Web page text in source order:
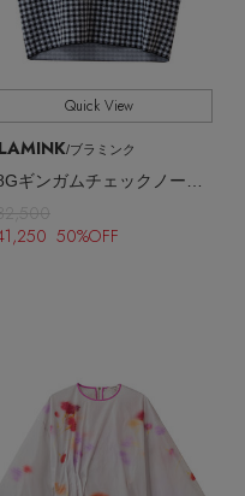
Quick View
/ブラミンク
50%OFF